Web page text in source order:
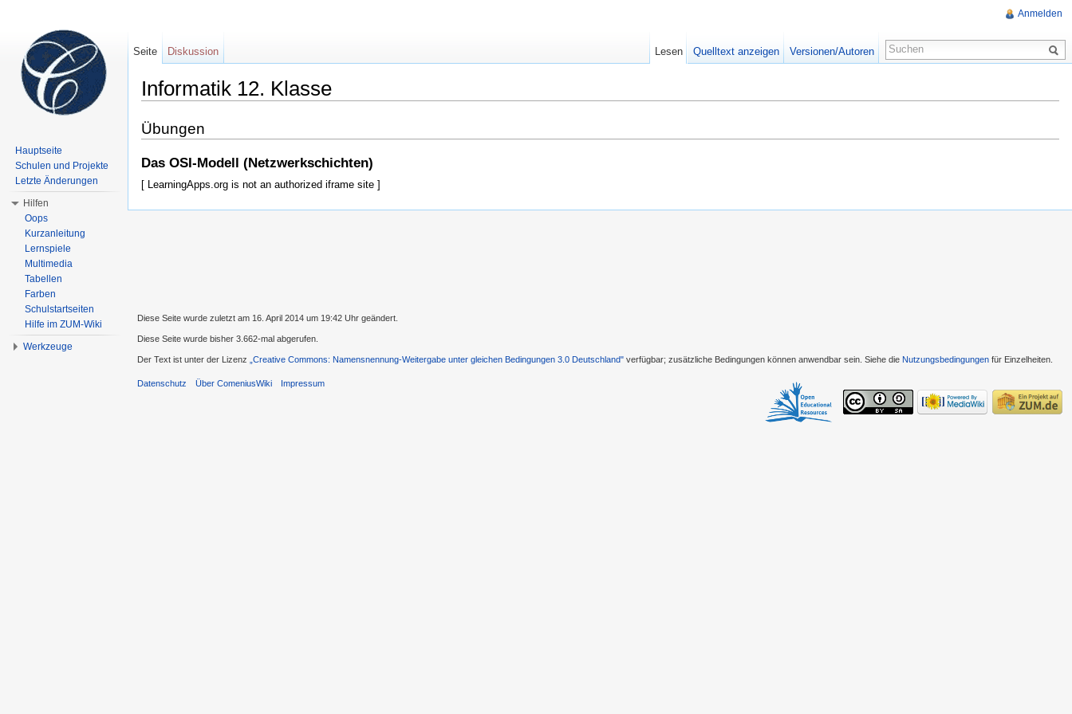
Informatik 12. Klasse
Übungen
Das OSI-Modell (Netzwerkschichten)
[ LearningApps.org is not an authorized iframe site ]
Anmelden
Seite Diskussion Lesen Quelltext anzeigen Versionen/Autoren
Hauptseite
Schulen und Projekte
Letzte Änderungen
Hilfen
Oops
Kurzanleitung
Lernspiele
Multimedia
Tabellen
Farben
Schulstartseiten
Hilfe im ZUM-Wiki
Werkzeuge
Diese Seite wurde zuletzt am 16. April 2014 um 19:42 Uhr geändert.
Diese Seite wurde bisher 3.662-mal abgerufen.
Der Text ist unter der Lizenz „Creative Commons: Namensnennung-Weitergabe unter gleichen Bedingungen 3.0 Deutschland" verfügbar; zusätzliche Bedingungen können anwendbar sein. Siehe die Nutzungsbedingungen für Einzelheiten.
Datenschutz Über ComeniusWiki Impressum